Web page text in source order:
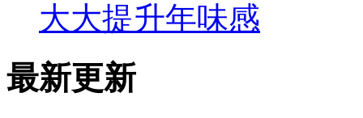
大大提升年味感
最新更新